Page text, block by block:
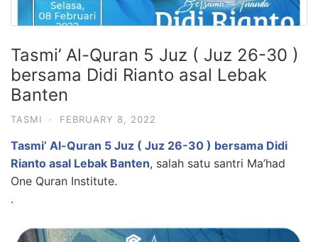
Tasmi’ Al-Quran 5 Juz ( Juz 26-30 )
bersama Didi Rianto asal Lebak
Banten
TASMI · FEBRUARY 8, 2022
Tasmi’ Al-Quran 5 Juz ( Juz 26-30 ) bersama Didi
Rianto asal Lebak Banten, salah satu santri Ma’had
One Quran Institute.
.